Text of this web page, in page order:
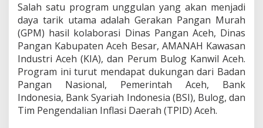
Salah satu program unggulan yang akan menjadi
daya tarik utama adalah Gerakan Pangan Murah
(GPM) hasil kolaborasi Dinas Pangan Aceh, Dinas
Pangan Kabupaten Aceh Besar, AMANAH Kawasan
Industri Aceh (KIA), dan Perum Bulog Kanwil Aceh.
Program ini turut mendapat dukungan dari Badan
Pangan Nasional, Pemerintah Aceh, Bank
Indonesia, Bank Syariah Indonesia (BSI), Bulog, dan
Tim Pengendalian Inflasi Daerah (TPID) Aceh.